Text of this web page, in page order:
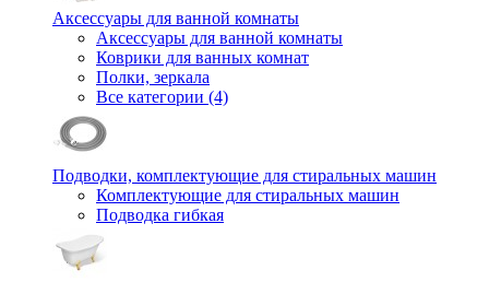
Аксессуары для ванной комнаты
Аксессуары для ванной комнаты
Коврики для ванных комнат
Полки, зеркала
Все категории (4)
Подводки, комплектующие для стиральных машин
Комплектующие для стиральных машин
Подводка гибкая